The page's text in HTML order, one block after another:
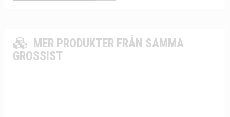
MER PRODUKTER FRÅN SAMMA
GROSSIST